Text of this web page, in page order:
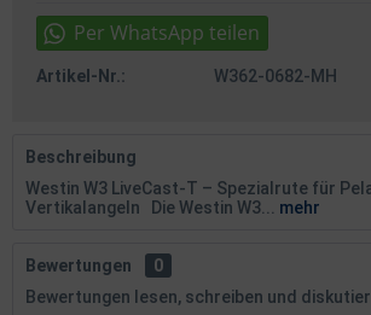
Artikel-Nr.: W362-0682-MH
Beschreibung
Westin W3 LiveCast-T – Spezialrute für
Vertikalangeln Die Westin W3...
mehr
Bewertungen
0
Bewertungen lesen, schreiben und